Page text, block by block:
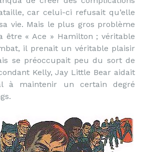
car celui-ci refusait qu’elle
vie. Mais le plus gros problème
être « Ace » Hamilton ; véritable
il prenait un véritable plaisir
se préoccupait peu du sort de
Kelly, Jay Little Bear aidait
à maintenir un certain degré